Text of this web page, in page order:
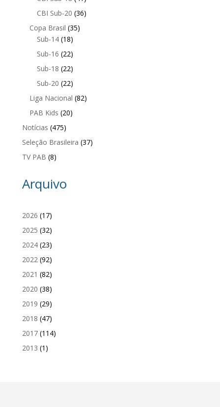
CBI Sub-20 (36)
Copa Brasil (35)
Sub-14(18)
Sub-16 (22)
Sub-18 (22)
Sub-20 (22)
Liga Nacional (82)
PAB Kids (20)
Notícias (475)
Seleção Brasileira (37)
TV PAB (8)
Arquivo
2026 (17)
2025 (32)
2024(23)
2022(92)
2021 (82)
2020 (38)
2019 (29)
2018 (47)
2017(114)
2013 (1)